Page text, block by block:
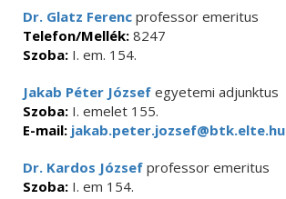
Dr. Glatz Ferenc professor emeritus
Telefon/Mellék: 8247
Szoba: I. em. 154.
Jakab Péter József egyetemi adjunktus
Szoba: I. emelet 155.
E-mail: jakab.peter.jozsef@btk.elte.hu
Dr. Kardos József professor emeritus
Szoba: I. em 154.